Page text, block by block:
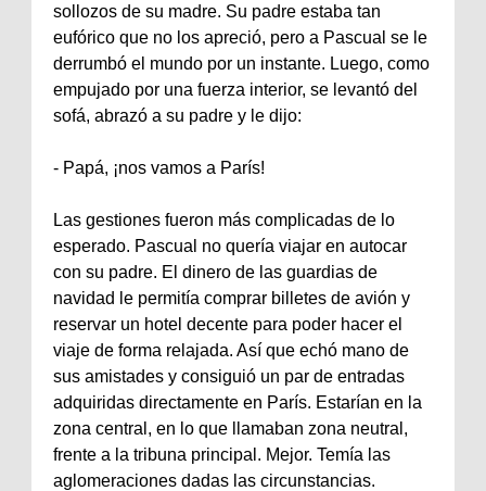
sollozos de su madre. Su padre estaba tan
eufórico que no los apreció, pero a Pascual se le
derrumbó el mundo por un instante. Luego, como
empujado por una fuerza interior, se levantó del
sofá, abrazó a su padre y le dijo:
‐ Papá, ¡nos vamos a París!
Las gestiones fueron más complicadas de lo
esperado. Pascual no quería viajar en autocar
con su padre. El dinero de las guardias de
navidad le permitía comprar billetes de avión y
reservar un hotel decente para poder hacer el
viaje de forma relajada. Así que echó mano de
sus amistades y consiguió un par de entradas
adquiridas directamente en París. Estarían en la
zona central, en lo que llamaban zona neutral,
frente a la tribuna principal. Mejor. Temía las
aglomeraciones dadas las circunstancias.